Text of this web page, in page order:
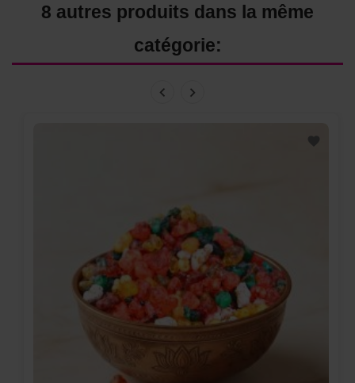
8 autres produits dans la même
catégorie: